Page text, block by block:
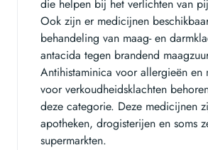
die helpen bij het verlichten van
Ook zijn er medicijnen
behandeling van maag- en
antacida tegen brandend
Antihistaminica voor allergieën en
voor verkoudheidsklachten
deze categorie. Deze medicijnen
apotheken, drogisterijen en soms
supermarkten.